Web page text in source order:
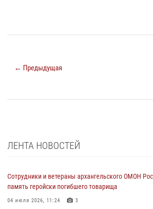
← Предыдущая
ЛЕНТА НОВОСТЕЙ
Сотрудники и ветераны архангельского ОМОН
память геройски погибшего товарища
04 июля 2026, 11:24 3